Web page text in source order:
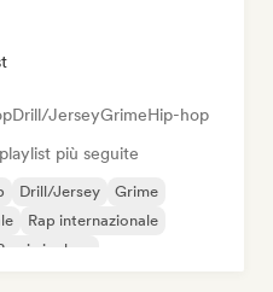
Drill/JerseyGrimeHip-hop
più seguite
Drill/Jersey
Grime
Rap internazionale
in inglese